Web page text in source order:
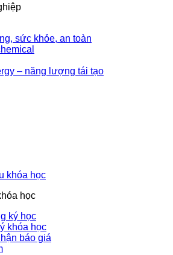
sức khỏe, an toàn
– năng lượng tái tạo
khóa học
học
ký học
khóa học
báo giá